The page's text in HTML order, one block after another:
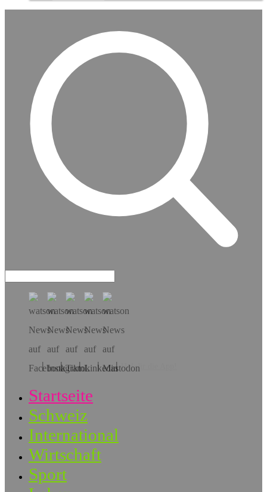
Hol dir die App!
Startseite
Schweiz
International
Wirtschaft
Sport